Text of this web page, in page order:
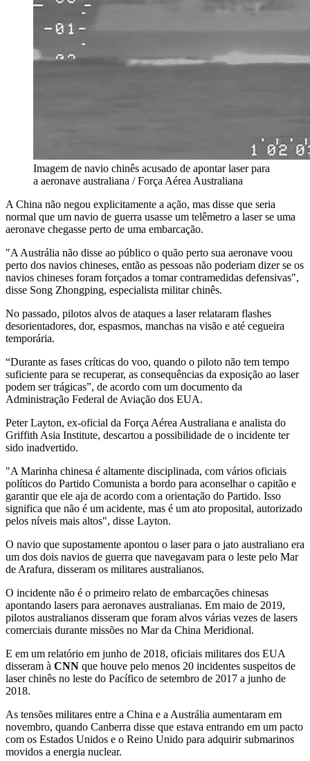
Imagem de navio chinês acusado de apontar laser para
a aeronave australiana / Força Aérea Australiana
A China não negou explicitamente a ação, mas disse que seria
normal que um navio de guerra usasse um telêmetro a laser se uma
aeronave chegasse perto de uma embarcação.
"A Austrália não disse ao público o quão perto sua aeronave voou
perto dos navios chineses, então as pessoas não poderiam dizer se os
navios chineses foram forçados a tomar contramedidas defensivas",
disse Song Zhongping, especialista militar chinês.
No passado, pilotos alvos de ataques a laser relataram flashes
desorientadores, dor, espasmos, manchas na visão e até cegueira
temporária.
“Durante as fases críticas do voo, quando o piloto não tem tempo
suficiente para se recuperar, as consequências da exposição ao laser
podem ser trágicas”, de acordo com um documento da
Administração Federal de Aviação dos EUA.
Peter Layton, ex-oficial da Força Aérea Australiana e analista do
Griffith Asia Institute, descartou a possibilidade de o incidente ter
sido inadvertido.
"A Marinha chinesa é altamente disciplinada, com vários oficiais
políticos do Partido Comunista a bordo para aconselhar o capitão e
garantir que ele aja de acordo com a orientação do Partido. Isso
significa que não é um acidente, mas é um ato proposital, autorizado
pelos níveis mais altos", disse Layton.
O navio que supostamente apontou o laser para o jato australiano era
um dos dois navios de guerra que navegavam para o leste pelo Mar
de Arafura, disseram os militares australianos.
O incidente não é o primeiro relato de embarcações chinesas
apontando lasers para aeronaves australianas. Em maio de 2019,
pilotos australianos disseram que foram alvos várias vezes de lasers
comerciais durante missões no Mar da China Meridional.
E em um relatório em junho de 2018, oficiais militares dos EUA
disseram à CNN que houve pelo menos 20 incidentes suspeitos de
laser chinês no leste do Pacífico de setembro de 2017 a junho de
2018.
As tensões militares entre a China e a Austrália aumentaram em
novembro, quando Canberra disse que estava entrando em um pacto
com os Estados Unidos e o Reino Unido para adquirir submarinos
movidos a energia nuclear.